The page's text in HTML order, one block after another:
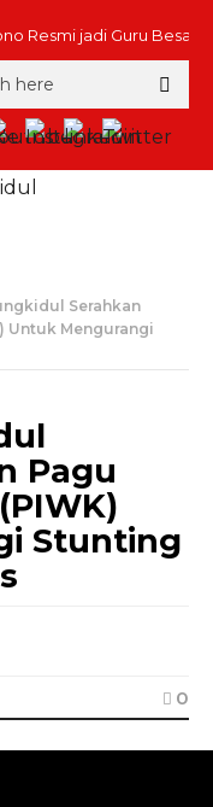
Resmi jadi Guru Besar
Serahkan
Untuk Mengurangi
Pagu
Stunting
0